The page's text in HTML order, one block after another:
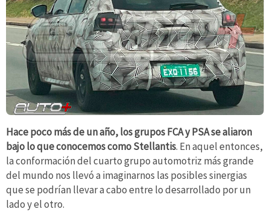
Hace poco más de un año, los grupos FCA y PSA se aliaron
bajo lo que conocemos como Stellantis. En aquel entonces,
la conformación del cuarto grupo automotriz más grande
del mundo nos llevó a imaginarnos las posibles sinergias
que se podrían llevar a cabo entre lo desarrollado por un
lado y el otro.